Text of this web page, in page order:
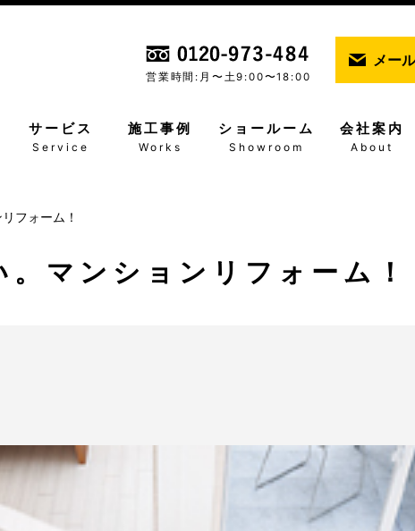
営業時間:月〜土9:00〜18:00
メー
サービス
Service
施工事例
Works
ショールーム
Showroom
会社案内
About
フォーム！
マンションリフォーム！